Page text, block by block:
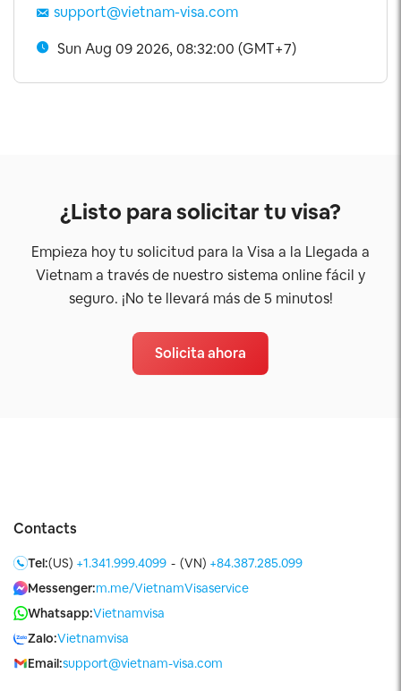
support@vietnam-visa.com
Sun Aug 09 2026, 08:32:00 (GMT+7)
¿Listo para solicitar tu visa?
Empieza hoy tu solicitud para la Visa a la Llegada a
Vietnam a través de nuestro sistema online fácil y
seguro. ¡No te llevará más de 5 minutos!
Solicita ahora
Contacts
Tel:(US) +1.341.999.4099 - (VN) +84.387.285.099
Messenger:m.me/VietnamVisaservice
Whatsapp:Vietnamvisa
Zalo:Vietnamvisa
Email:support@vietnam-visa.com